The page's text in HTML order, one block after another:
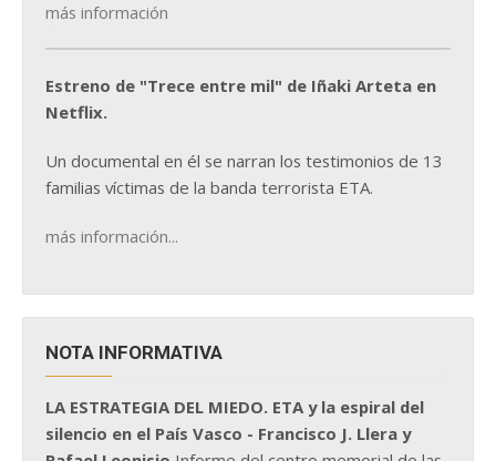
más información
Estreno de "Trece entre mil" de Iñaki Arteta en
Netflix.
Un documental en él se narran los testimonios de 13
familias víctimas de la banda terrorista ETA.
más información...
NOTA INFORMATIVA
LA ESTRATEGIA DEL MIEDO. ETA y la espiral del
silencio en el País Vasco - Francisco J. Llera y